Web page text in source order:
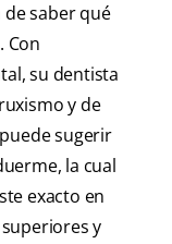
saber qué
Con
su dentista
y de
sugerir
la cual
exacto en
y